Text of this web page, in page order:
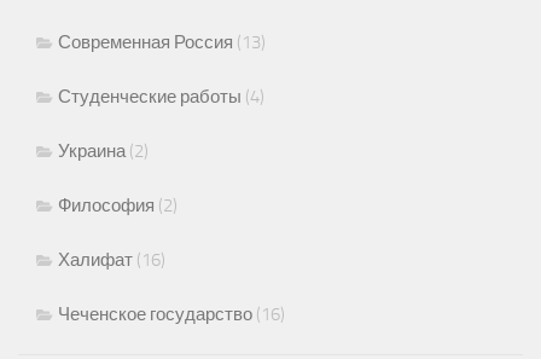
Современная Россия (13)
Студенческие работы (4)
Украина(2)
Философия (2)
Халифат (16)
Чеченское государство (16)